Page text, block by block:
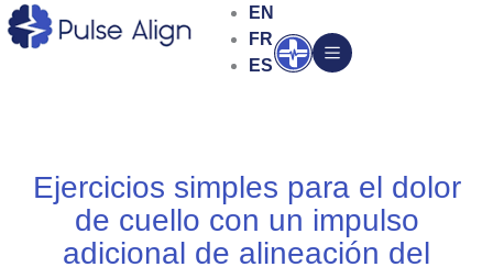
al
EN
FR
ES
Abrir
Ejercicios simples para el dolor
de cuello con un impulso
adicional de alineación del